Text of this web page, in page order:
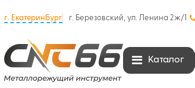
г. Екатеринбург г. Березовский, ул. Ленина 2ж/1
Каталог